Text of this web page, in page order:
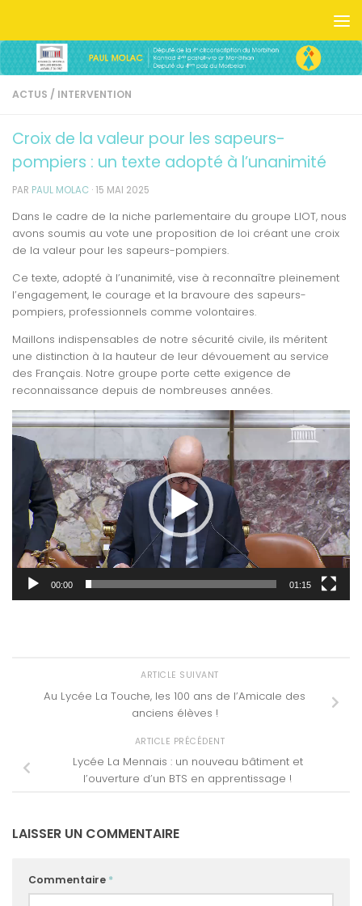
ACTUS / INTERVENTION
Croix de la valeur pour les sapeurs-
pompiers : un texte adopté à l’unanimité
PAR PAUL MOLAC · 15 MAI 2025
Dans le cadre de la niche parlementaire du groupe LIOT, nous
avons soumis au vote une proposition de loi créant une croix
de la valeur pour les sapeurs-pompiers.
Ce texte, adopté à l’unanimité, vise à reconnaître pleinement
l’engagement, le courage et la bravoure des sapeurs-
pompiers, professionnels comme volontaires.
Maillons indispensables de notre sécurité civile, ils méritent
une distinction à la hauteur de leur dévouement au service
des Français. Notre groupe porte cette exigence de
reconnaissance depuis de nombreuses années.
Lecteur
vidéo
00:00 01:15
ARTICLE SUIVANT
Au Lycée La Touche, les 100 ans de l’Amicale des
anciens élèves !
ARTICLE PRÉCÉDENT
Lycée La Mennais : un nouveau bâtiment et
l’ouverture d’un BTS en apprentissage !
LAISSER UN COMMENTAIRE
Commentaire *